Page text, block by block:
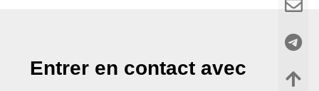
Entrer en contact avec